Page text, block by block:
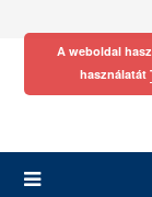
A weboldal
használatát